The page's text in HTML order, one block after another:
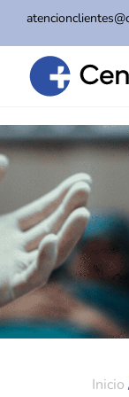
Inicio